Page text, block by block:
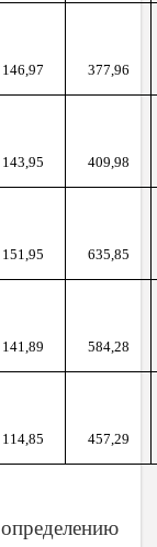
146,97 377,96
143,95 409,98
151,95 635,85
141,89 584,28
114,85 457,29